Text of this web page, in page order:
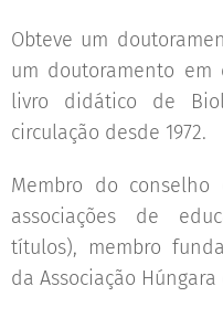
Obteve um
um doutoramento em
livro didático de
circulação desde 1972.
Membro do
associações de
títulos), membro
da Associação